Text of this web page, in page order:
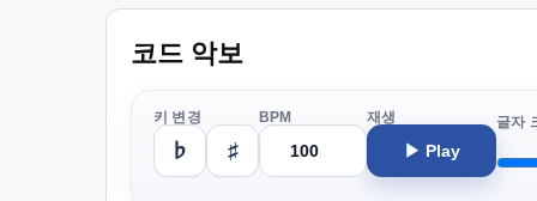
코드 악보
키 변경
♭ ♯
BPM 재생
▶ Play
글자